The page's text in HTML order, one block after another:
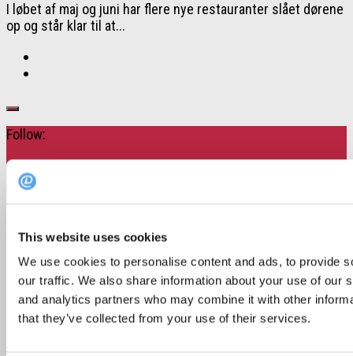
This website uses cookies
We use cookies to personalise content and ads, to provide
our traffic. We also share information about your use of our
and analytics partners who may combine it with other
that they’ve collected from your use of their services.
I løbet af maj og juni har flere nye restauranter slået dørene
op og står klar til at...
Follow:
Popular Posts
Recent Posts